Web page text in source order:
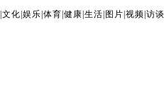
文化 娱乐 体育 健康 生活 图片 视频 访谈